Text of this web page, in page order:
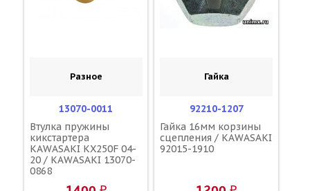
Разное
13070-0011
Втулка пружины
кикстартера
KAWASAKI KX250F 04-
20 / KAWASAKI 13070-
0868
Гайка
92210-1207
Гайка 16мм корзины
сцепления / KAWASAKI
92015-1910